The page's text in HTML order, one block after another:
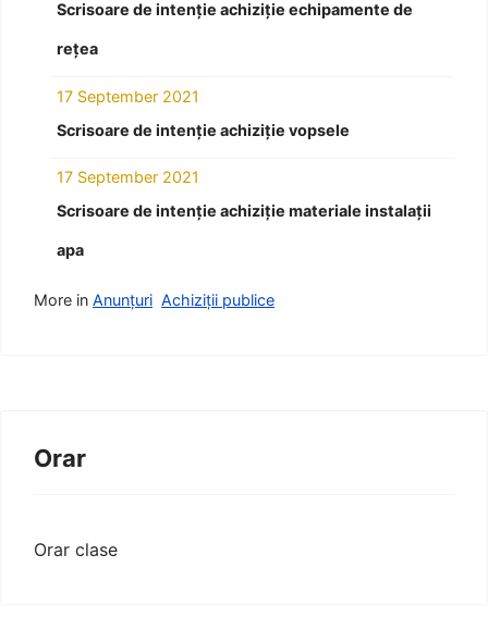
Scrisoare de intenție achiziție echipamente de
rețea
17 September 2021
Scrisoare de intenție achiziție vopsele
17 September 2021
Scrisoare de intenție achiziție materiale instalații
apa
More in Anunțuri Achiziții publice
Orar
Orar clase